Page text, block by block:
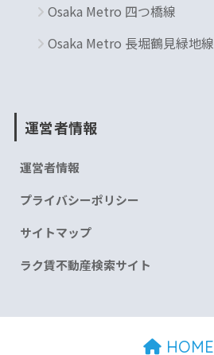
Osaka Metro 四つ橋線
Osaka Metro 長堀鶴見緑地線
運営者情報
運営者情報
プライバシーポリシー
サイトマップ
ラク賃不動産検索サイト
HOME